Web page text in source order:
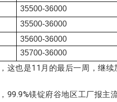
35500-36000
35500-36000
35600-36000
35700-36000
这也是11月的最后一周，继续
99.9%镁锭府谷地区工厂报主